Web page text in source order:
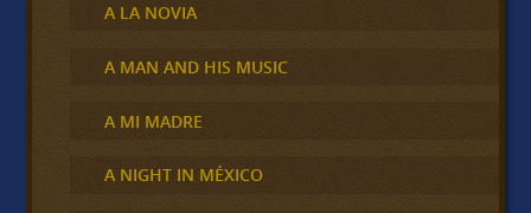
A LA NOVIA
A MAN AND HIS MUSIC
A MI MADRE
A NIGHT IN MÉXICO